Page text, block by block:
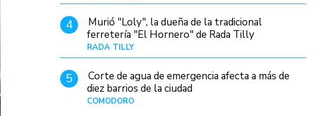
4
Murió "Loly", la dueña de la tradicional
ferretería "El Hornero" de Rada Tilly
RADA TILLY
5
Corte de agua de emergencia afecta a más de
diez barrios de la ciudad
COMODORO